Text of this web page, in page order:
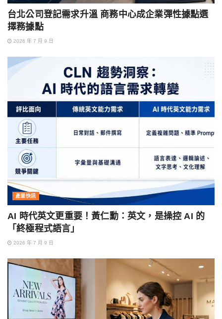
台北公司登記需求升溫 商務中心成企業彈性據點選
擇務據點
2026 年 7 月 9 日
產業快訊
AI 時代英文更重要！黃仁勳：英文，是操控 AI 的
「終極程式語言」
2026 年 7 月 9 日